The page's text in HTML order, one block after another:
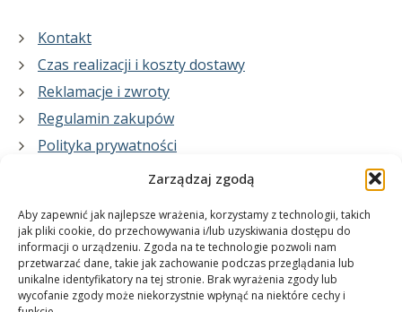
Zarządzaj zgodą
Aby zapewnić jak najlepsze wrażenia, korzystamy z technologii, takich
jak pliki cookie, do przechowywania i/lub uzyskiwania dostępu do
informacji o urządzeniu. Zgoda na te technologie pozwoli nam
przetwarzać dane, takie jak zachowanie podczas przeglądania lub
unikalne identyfikatory na tej stronie. Brak wyrażenia zgody lub
wycofanie zgody może niekorzystnie wpłynąć na niektóre cechy i
Kontakt
Czas realizacji i koszty dostawy
Reklamacje i zwroty
Regulamin zakupów
Polityka prywatności
Co zrobimy dla Ciebie:
projekty plakatów na zamówienie
wydrukuj swój plakat